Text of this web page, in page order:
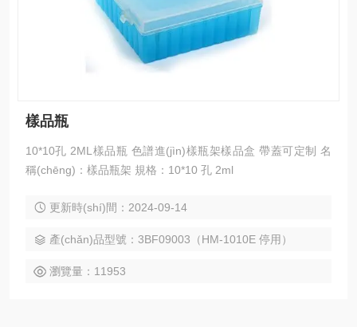
樣品瓶
10*10孔 2ML樣品瓶 色譜進(jìn)樣瓶架樣品盒 帶蓋可定制 名
稱(chēng)：樣品瓶架 規格：10*10 孔 2ml
更新時(shí)間：2024-09-14
產(chǎn)品型號：3BF09003（HM-1010E 停用）
瀏覽量：11953